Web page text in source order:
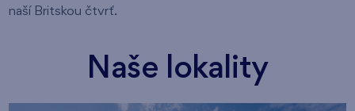
naší Britskou čtvrť.
Naše lokality